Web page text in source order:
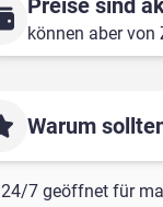
Preise sind
können aber
Warum
24/7 geöffnet für